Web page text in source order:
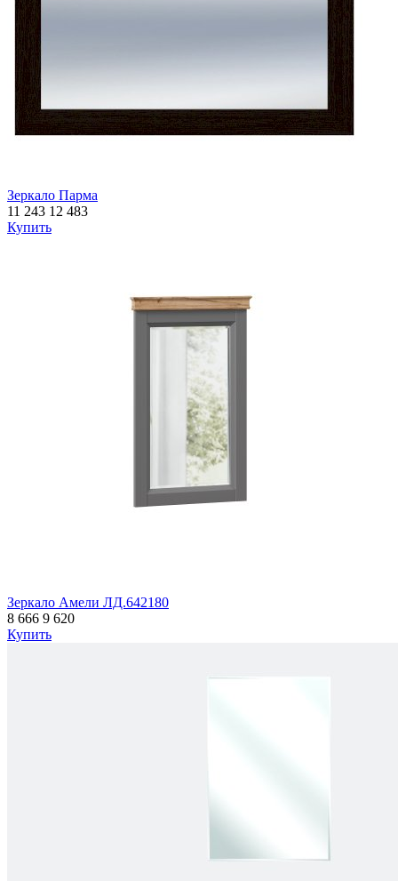
Зеркало Парма
11 243 12 483
Купить
Зеркало Амели ЛД.642180
8 666 9 620
Купить